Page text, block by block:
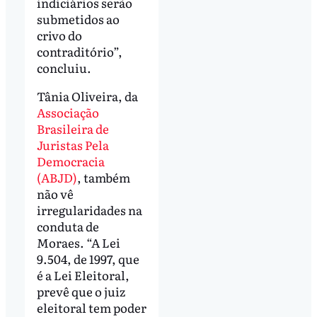
submetidos ao
crivo do
contraditório”,
concluiu.
Tânia Oliveira, da
Associação
Brasileira de
Juristas Pela
Democracia
(ABJD), também
não vê
irregularidades na
conduta de
Moraes. “A Lei
9.504, de 1997, que
é a Lei Eleitoral,
prevê que o juiz
eleitoral tem poder